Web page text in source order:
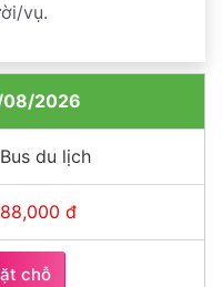
vụ.
2026
du lịch
đ
chỗ